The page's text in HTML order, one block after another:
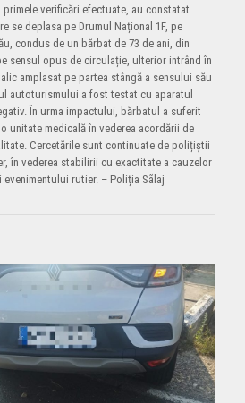
verificări efectuate, au constatat
se deplasa pe Drumul Național 1F, pe
condus de un bărbat de 73 de ani, din
sensul opus de circulație, ulterior intrând în
amplasat pe partea stângă a sensului său
autoturismului a fost testat cu aparatul
În urma impactului, bărbatul a suferit
unitate medicală în vederea acordării de
Cercetările sunt continuate de polițiștii
în vederea stabilirii cu exactitate a cauzelor
rutier. – Poliția Sãlaj